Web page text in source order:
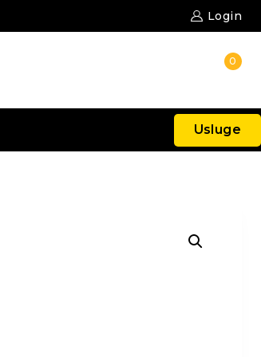
Login
0
Usluge